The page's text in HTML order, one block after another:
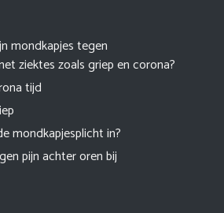
mondkapjes tegen
ziektes zoals griep en corona?
tijd
mondkapjesplicht in?
pijn achter oren bij